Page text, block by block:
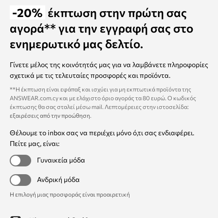
-20% έκπτωση στην πρώτη σας
αγορά** για την εγγραφή σας στο
ενημερωτικό μας δελτίο.
Γίνετε μέλος της κοινότητάς μας για να λαμβάνετε πληροφορίες
σχετικά με τις τελευταίες προσφορές και προϊόντα.
**Η έκπτωση είναι εφάπαξ και ισχύει για μη εκπτωτικά προϊόντα της
ANSWEAR.com.cy και με ελάχιστο όριο αγοράς τα 80 ευρώ. Ο κωδικός
έκπτωσης θα σας σταλεί μέσω mail. Λεπτομέρειες στην ιστοσελίδα:
εξαιρέσεις από την προώθηση.
Θέλουμε το inbox σας να περιέχει μόνο ό,τι σας ενδιαφέρει.
Πείτε μας, είναι:
Γυναικεία μόδα
Ανδρική μόδα
Η επιλογή μιας προσφοράς είναι προαιρετική